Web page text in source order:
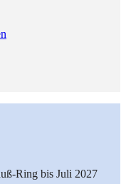
Ring bis Juli 2027